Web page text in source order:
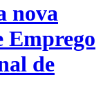
nova
Emprego
de